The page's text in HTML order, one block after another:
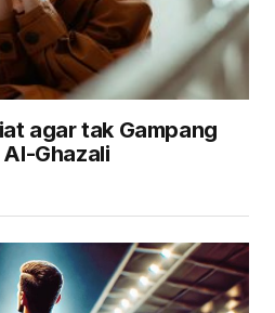
agar tak Gampang
Al-Ghazali